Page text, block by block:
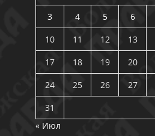
3
4 5 6
10
11 12 13
17
18 19 20
24
25 26 27
31
« Июл